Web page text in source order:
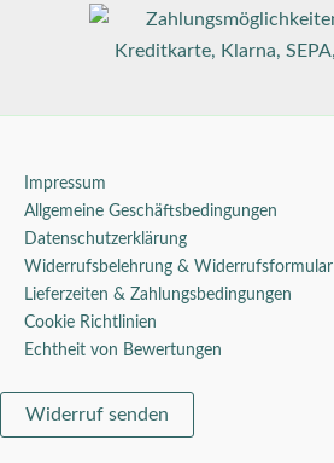
Impressum
Allgemeine Geschäftsbedingungen
Datenschutzerklärung
Widerrufsbelehrung & Widerrufsformular
Lieferzeiten & Zahlungsbedingungen
Cookie Richtlinien
Echtheit von Bewertungen
Widerruf senden